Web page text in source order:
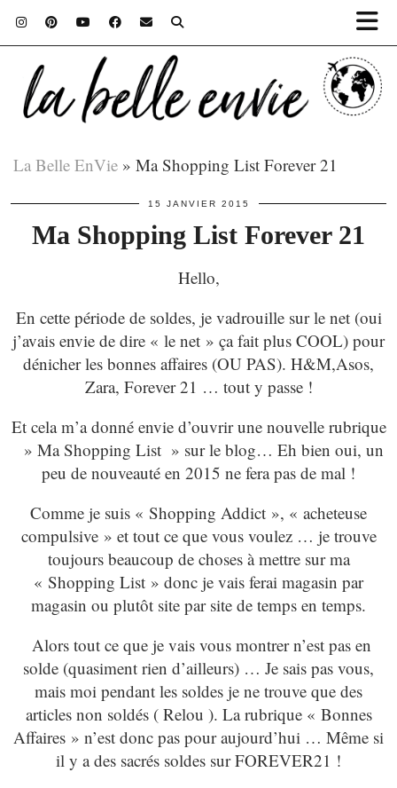
La Belle EnVie » Ma Shopping List Forever 21
15 JANVIER 2015
Ma Shopping List Forever 21
Hello,
En cette période de soldes, je vadrouille sur le net (oui
j’avais envie de dire « le net » ça fait plus COOL) pour
dénicher les bonnes affaires (OU PAS). H&M,Asos,
Zara, Forever 21 … tout y passe !
Et cela m’a donné envie d’ouvrir une nouvelle rubrique
» Ma Shopping List » sur le blog… Eh bien oui, un
peu de nouveauté en 2015 ne fera pas de mal !
Comme je suis « Shopping Addict », « acheteuse
compulsive » et tout ce que vous voulez … je trouve
toujours beaucoup de choses à mettre sur ma
« Shopping List » donc je vais ferai magasin par
magasin ou plutôt site par site de temps en temps.
Alors tout ce que je vais vous montrer n’est pas en
solde (quasiment rien d’ailleurs) … Je sais pas vous,
mais moi pendant les soldes je ne trouve que des
articles non soldés ( Relou ). La rubrique « Bonnes
Affaires » n’est donc pas pour aujourd’hui … Même si
il y a des sacrés soldes sur FOREVER21 !